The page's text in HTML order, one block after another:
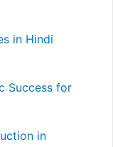
in Hindi
Success for
in